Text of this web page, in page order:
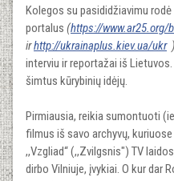
Kolegos su pasididžiavimu
portalus (https://www.ar25.org/
irhttp://ukrainaplus.kiev.ua/ukr)
interviu ir reportažai iš
šimtus kūrybinių idėjų.
Pirmiausia, reikia sumontuoti
filmus iš savo archyvų,
,,Vzgliad“ (,,Zvilgsnis") TV
dirbo Vilniuje, įvykiai. O kur dar